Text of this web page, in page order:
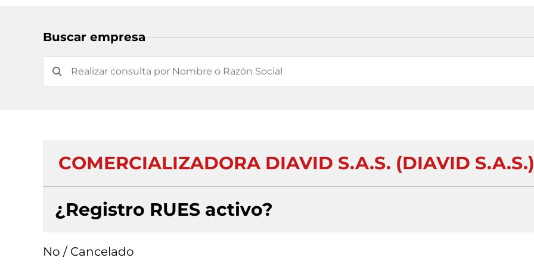
Buscar empresa
COMERCIALIZADORA DIAVID S.A.S. (DIAVID S.A.S.)
¿Registro RUES activo?
No / Cancelado